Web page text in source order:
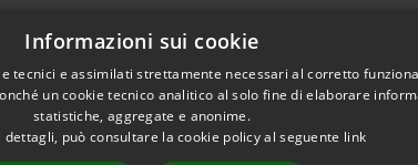
Informazioni sui cookie
tecnici e assimilati strettamente necessari al corretto
un cookie tecnico analitico al solo fine di elaborare
statistiche, aggregate e anonime.
dettagli, può consultare la cookie policy al seguente link